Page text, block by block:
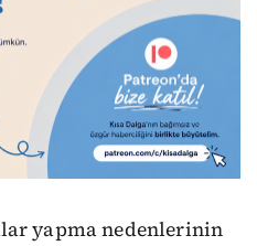
yapma nedenlerinin